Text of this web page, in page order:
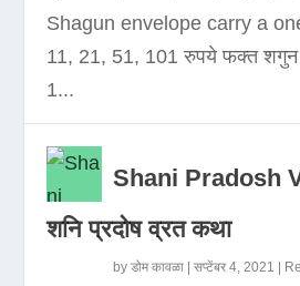
Shagun envelope carry a
11, 21, 51, 101 रुपये फक्त शगुन
1...
Shani Pradosh
शनि प्रदोष व्रत कथा
byडोम कावळा |सप्टेंबर 4, 2021